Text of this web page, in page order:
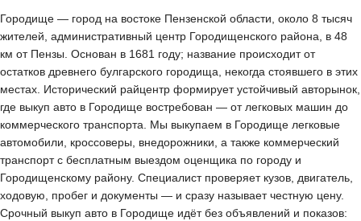
Городище — город на востоке Пензенской области, около 8 тысяч
жителей, административный центр Городищенского района, в 48
км от Пензы. Основан в 1681 году; название происходит от
остатков древнего булгарского городища, некогда стоявшего в этих
местах. Исторический райцентр формирует устойчивый авторынок,
где выкуп авто в Городище востребован — от легковых машин до
коммерческого транспорта. Мы выкупаем в Городище легковые
автомобили, кроссоверы, внедорожники, а также коммерческий
транспорт с бесплатным выездом оценщика по городу и
Городищенскому району. Специалист проверяет кузов, двигатель,
ходовую, пробег и документы — и сразу называет честную цену.
Срочный выкуп авто в Городище идёт без объявлений и показов: